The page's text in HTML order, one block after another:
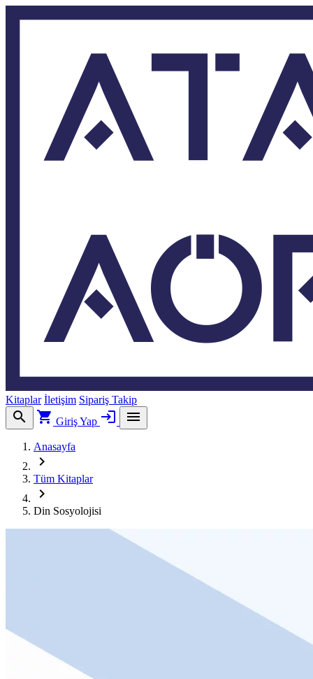
Kitaplar İletişim Sipariş Takip
search shopping_cart Giriş Yap login menu
Anasayfa
chevron_right
Tüm Kitaplar
chevron_right
Din Sosyolojisi